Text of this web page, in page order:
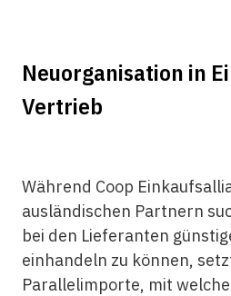
Neuorganisation in
Vertrieb
Während Coop
ausländischen Partnern
bei den Lieferanten
einhandeln zu können,
Parallelimporte, mit